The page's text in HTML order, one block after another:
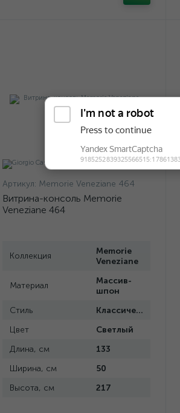
Артикул: Memorie Veneziane 464
Витрина-консоль Memorie
Veneziane 464
Коллекция
Memorie
Veneziane
Материал
Массив-
шпон
Стиль
Классический
Цвет
Светлый
Длина, см
133
Ширина, см
50
Высота, см
217